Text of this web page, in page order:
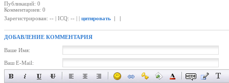
Публикаций: 0
Комментариев: 0
Зарегистрирован: -- | ICQ: -- | | цитировать | |
ДОБАВЛЕНИЕ КОММЕНТАРИЯ
Ваше Имя:
Ваш E-Mail: